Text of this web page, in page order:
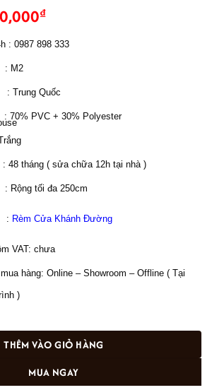
₫Giá
tại
240,000₫.
: 0987 898 333
: M2
: Trung Quốc
: 70% PVC + 30% Polyester
: 48 tháng ( sửa chữa 12h tại nhà )
: Rộng tối đa 250cm
: Rèm Cửa Khánh Đường
VAT: chưa
hàng: Online – Showroom – Offline ( Tại
)
ngủ đẹp hiện đại nhất tại Âu Cơ, Hà Nội KD-902
THÊM VÀO GIỎ HÀNG
MUA NGAY